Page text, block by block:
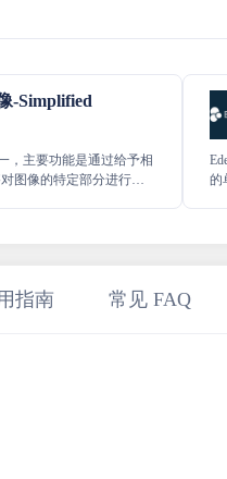
-Simplified
，主要功能是通过给予相
图像的特定部分进行编
的
指南 常见 FAQ